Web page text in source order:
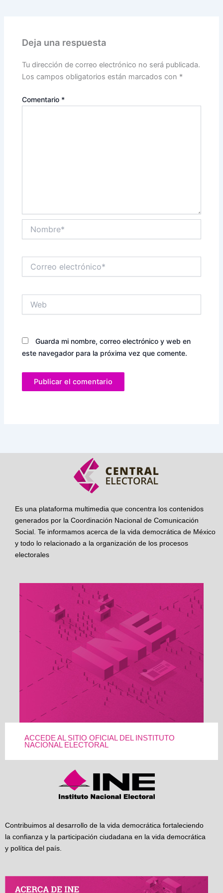
Deja una respuesta
Tu dirección de correo electrónico no será publicada.
Los campos obligatorios están marcados con *
Comentario *
electrónico*
Guarda mi nombre, correo electrónico y web en
este navegador para la próxima vez que comente.
Es una plataforma multimedia que concentra los contenidos
generados por la Coordinación Nacional de Comunicación
Social. Te informamos acerca de la vida democrática de México
y todo lo relacionado a la organización de los procesos
electorales
ACCEDE AL SITIO OFICIAL DEL INSTITUTO
NACIONAL ELECTORAL
Contribuimos al desarrollo de la vida democrática fortaleciendo
la confianza y la participación ciudadana en la vida democrática
y política del país.